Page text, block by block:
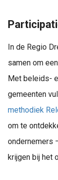
In de Regio
samen om
Met beleids-
gemeenten
methodiek
om te
ondernemers
krijgen bij het